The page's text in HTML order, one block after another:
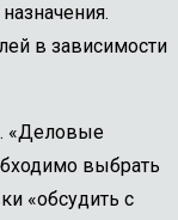
в зависимости
«Деловые
выбрать
«обсудить с